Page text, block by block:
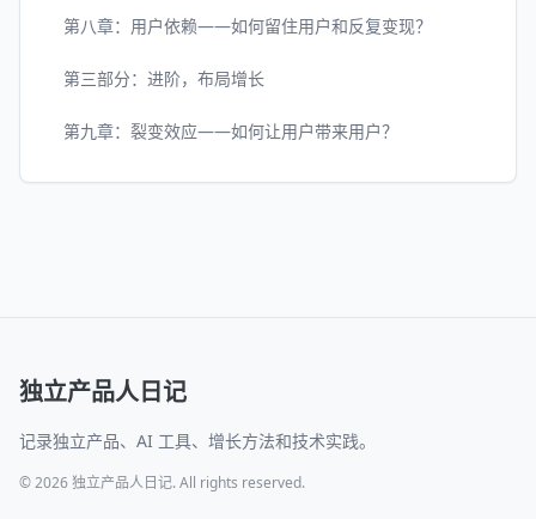
第八章：用户依赖——如何留住用户和反复变现？
第三部分：进阶，布局增长
第九章：裂变效应——如何让用户带来用户？
独立产品人日记
记录独立产品、AI 工具、增长方法和技术实践。
© 2026 独立产品人日记. All rights reserved.